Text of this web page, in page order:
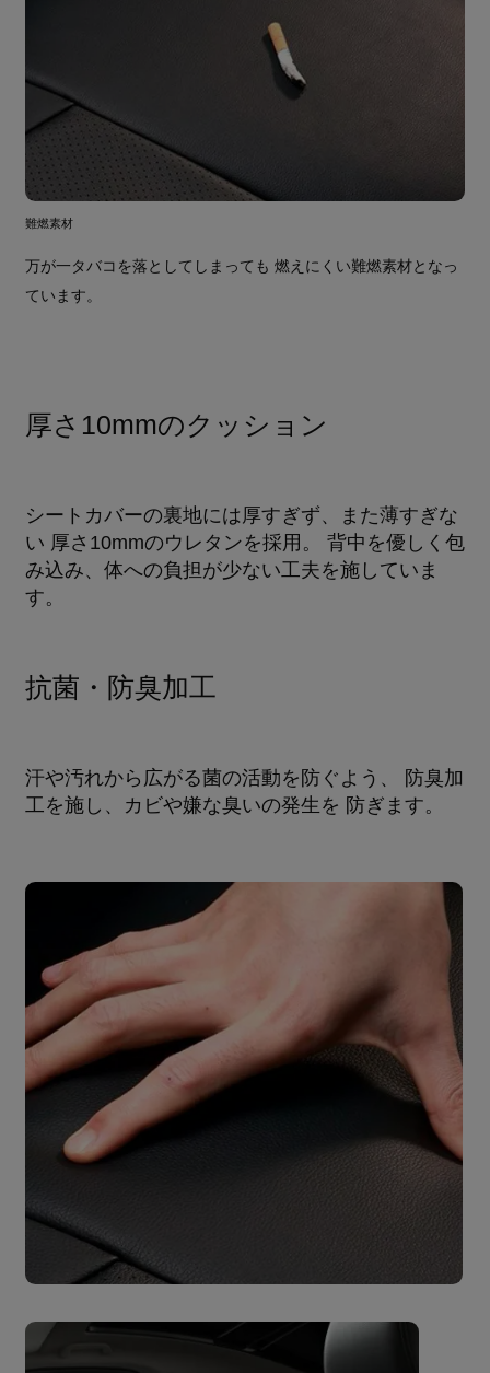
難燃素材
万が一タバコを落としてしまっても 燃えにくい難燃素材となっ
ています。
厚さ10mmのクッション
シートカバーの裏地には厚すぎず、また薄すぎな
い 厚さ10mmのウレタンを採用。 背中を優しく包
み込み、体への負担が少ない工夫を施していま
す。
抗菌・防臭加工
汗や汚れから広がる菌の活動を防ぐよう、 防臭加
工を施し、カビや嫌な臭いの発生を 防ぎます。